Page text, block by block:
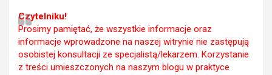
Czytelniku!
Prosimy pamiętać, że wszystkie informacje oraz
informacje wprowadzone na naszej witrynie nie zastępują
osobistej konsultacji ze specjalistą/lekarzem. Korzystanie
z treści umieszczonych na naszym blogu w praktyce